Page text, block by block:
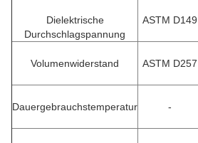
Dielektrische
Durchschlagspannung
ASTM D149
Volumenwiderstand ASTM D257
Dauergebrauchstemperatur -